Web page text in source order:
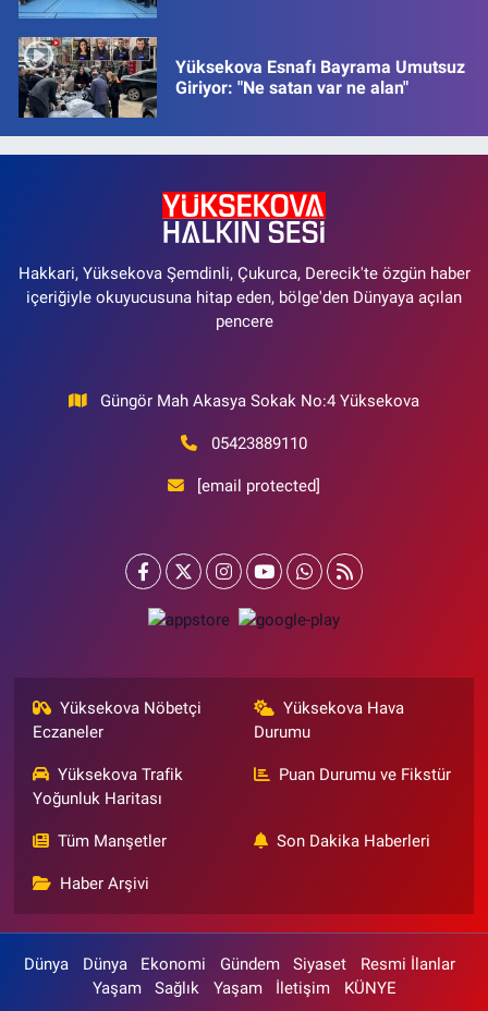
Yüksekova Esnafı Bayrama Umutsuz
Giriyor: "Ne satan var ne alan"
Hakkari, Yüksekova Şemdinli, Çukurca, Derecik'te özgün haber
içeriğiyle okuyucusuna hitap eden, bölge'den Dünyaya açılan
pencere
Güngör Mah Akasya Sokak No:4 Yüksekova
05423889110
[email protected]
Yüksekova Nöbetçi
Eczaneler
Yüksekova Hava
Durumu
Yüksekova Trafik
Yoğunluk Haritası
Puan Durumu ve Fikstür
Tüm Manşetler Son Dakika Haberleri
Haber Arşivi
Dünya Dünya Ekonomi Gündem Siyaset
Resmi İlanlar
Yaşam
Sağlık Yaşam İletişim KÜNYE